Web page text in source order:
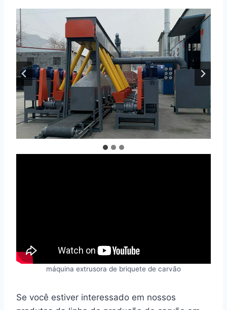
máquina extrusora de briquete de carvão
Se você estiver interessado em nossos